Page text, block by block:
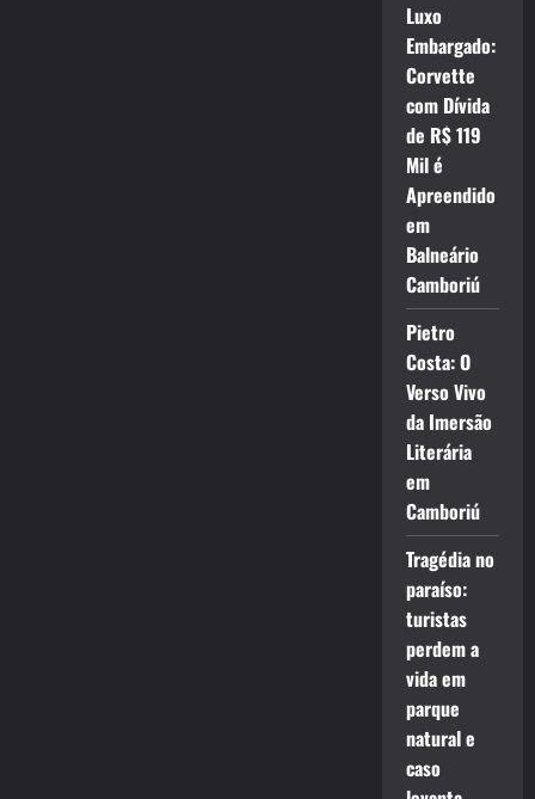
Luxo
Embargado:
Corvette
com Dívida
de R$ 119
Mil é
Apreendido
em
Balneário
Camboriú
Pietro
Costa: O
Verso Vivo
da Imersão
Literária
em
Camboriú
Tragédia no
paraíso:
turistas
perdem a
vida em
parque
natural e
caso